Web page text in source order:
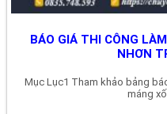
BÁO GIÁ THI CÔNG
NHƠN
Mục Lục1 Tham khảo bảng
máng